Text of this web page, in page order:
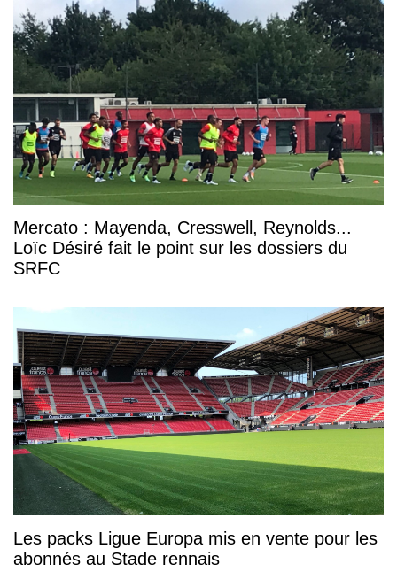
Mercato : Mayenda, Cresswell, Reynolds...
Loïc Désiré fait le point sur les dossiers du
SRFC
Les packs Ligue Europa mis en vente pour les
abonnés au Stade rennais